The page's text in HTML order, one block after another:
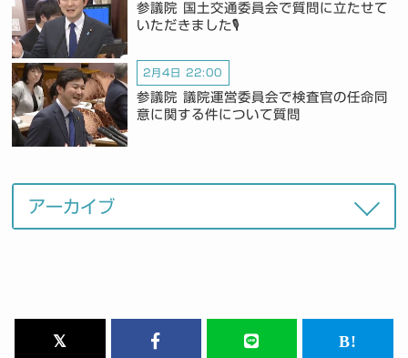
参議院 国土交通委員会で質問に立たせて
いただきました🎙️
2月4日 22:00
参議院 議院運営委員会で検査官の任命同
意に関する件について質問